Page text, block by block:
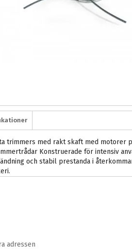
trimmers med rakt skaft med motorer
Konstruerade för intensiv
och stabil prestanda i
adressen